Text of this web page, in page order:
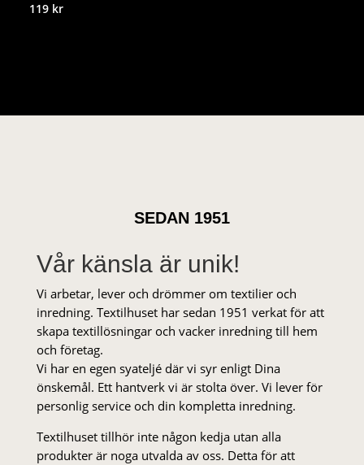
119 kr
SEDAN 1951
Vår känsla är unik!
Vi arbetar, lever och drömmer om textilier och
inredning. Textilhuset har sedan 1951 verkat för att
skapa textillösningar och vacker inredning till hem
och företag.
Vi har en egen syateljé där vi syr enligt Dina
önskemål. Ett hantverk vi är stolta över. Vi lever för
personlig service och din kompletta inredning.
Textilhuset tillhör inte någon kedja utan alla
produkter är noga utvalda av oss. Detta för att